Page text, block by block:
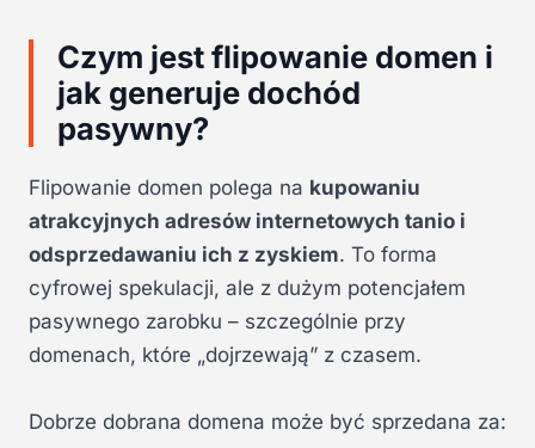
Czym jest flipowanie domen i
jak generuje dochód
pasywny?
Flipowanie domen polega na kupowaniu
atrakcyjnych adresów internetowych tanio i
odsprzedawaniu ich z zyskiem. To forma
cyfrowej spekulacji, ale z dużym potencjałem
pasywnego zarobku – szczególnie przy
domenach, które „dojrzewają” z czasem.
Dobrze dobrana domena może być sprzedana za: